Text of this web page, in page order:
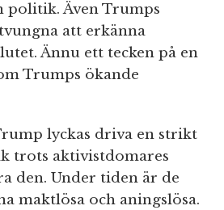
politik. Även Trumps
att erkänna
Ännu ett tecken på en
Trumps ökande
lyckas driva en strikt
trots aktivistdomares
den. Under tiden är de
maktlösa och aningslösa.